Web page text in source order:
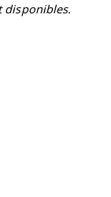
disponibles.